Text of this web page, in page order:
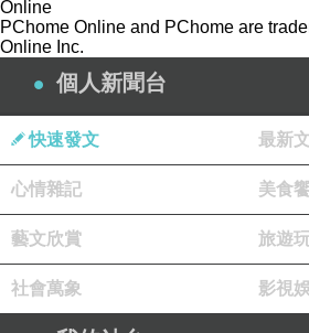
依照目前的國際局勢與兩岸緊
必須佔據絕大部分考量，中配
擔任中央層級的官員或民代，
共操控，否則就應該禁止。目
求放棄不同國籍，正好就是
檻。
限縮陸配的參政權，並不直接
Online
PChome Online and PChome are
Online Inc.
個人新聞台
快速發文 最新
心情雜記 美食
藝文欣賞 旅遊
社會萬象 影視